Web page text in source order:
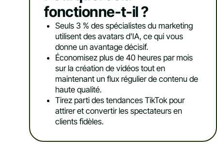
fonctionne-t-il ?
Seuls 3 % des spécialistes du marketing
utilisent des avatars d'IA, ce qui vous
donne un avantage décisif.
Économisez plus de 40 heures par mois
sur la création de vidéos tout en
maintenant un flux régulier de contenu de
haute qualité.
Tirez parti des tendances TikTok pour
attirer et convertir les spectateurs en
clients fidèles.